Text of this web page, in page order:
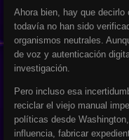
Ahora bien, hay que
todavía no han sido
organismos neutrales.
de voz y autenticación
investigación.
Pero incluso esa
reciclar el viejo manual
políticas desde
influencia, fabricar